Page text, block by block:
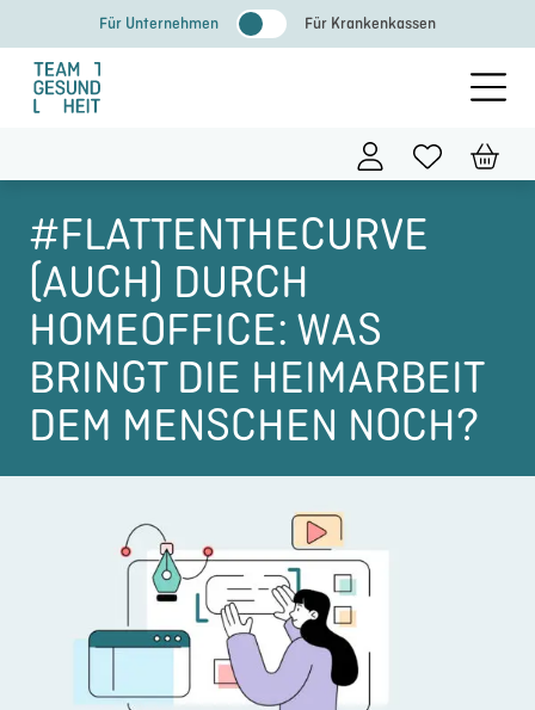
Inhalt
springen
Für Unternehmen Für Krankenkassen
#FLATTENTHECURVE
(AUCH) DURCH
HOMEOFFICE: WAS
BRINGT DIE HEIMARBEIT
DEM MENSCHEN NOCH?